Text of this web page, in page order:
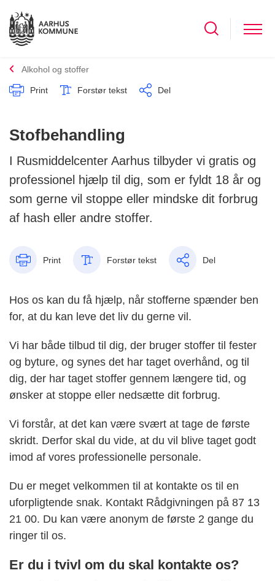
Alkohol og stoffer
Print Forstør tekst Del
Stofbehandling
I Rusmiddelcenter Aarhus tilbyder vi gratis og
professionel hjælp til dig, som er fyldt 18 år og
som gerne vil stoppe eller mindske dit forbrug
af hash eller andre stoffer.
Print Forstør tekst Del
Hos os kan du få hjælp, når stofferne spænder ben
for, at du kan leve det liv du gerne vil.
Vi har både tilbud til dig, der bruger stoffer til fester
og byture, og synes det har taget overhånd, og til
dig, der har taget stoffer gennem længere tid, og
ønsker at stoppe eller nedsætte dit forbrug.
Vi forstår, at det kan være svært at tage de første
skridt. Derfor skal du vide, at du vil blive taget godt
imod af vores professionelle personale.
Du er meget velkommen til at kontakte os til en
uforpligtende snak. Kontakt Rådgivningen på 87 13
21 00. Du kan være anonym de første 2 gange du
ringer til os.
Er du i tvivl om du skal kontakte os?